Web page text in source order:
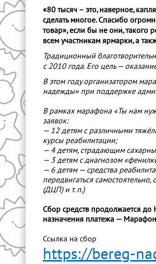
«80 тысяч – это, наверное,
сделать многое. Спасибо
товар», если бы не они, такого
всем участникам ярмарки, а
Традиционный
с 2010 года. Его цель —
В этом году организатором
надежды» при поддержке
В рамках марафона «Ты нам
заявок:
— 12 детям с различными
курсы реабилитации;
— 4 детям, страдающим
— 3 детям с диагнозом
— 6 детям — средства
передвигаться
(ДЦП) и т. п.)
Сбор средств продолжается
назначения платежа —
Ссылка на сбор
https://bereg-